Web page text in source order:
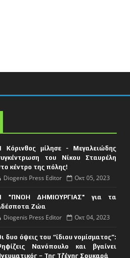
Κόρινθος μίλησε - Μεγαλειώδης
του Νίκου Σταυρέλη
κέντρο της πόλης!
Diogenis Press Editor Οκτ 05, 2023
"ΠΝΟΗ ΔΗΜΙΟΥΡΓΙΑΣ" για τα
Ζώα
Diogenis Press Editor Οκτ 04, 2023
δυο όψεις του “ίδιου νομίσματος”:
Νανόπουλο και βγαίνει
– Της Τζένης Σουκαρά